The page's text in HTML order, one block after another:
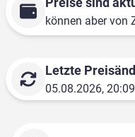
können aber von
Letzte
05.08.2026,